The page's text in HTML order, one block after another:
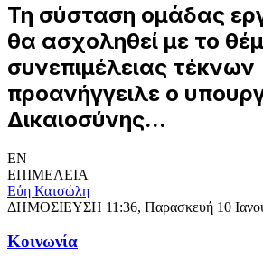
Τη σύσταση ομάδας
θα ασχοληθεί με το
συνεπιμέλειας τέκνων
προανήγγειλε ο
Δικαιοσύνης...
EN
ΕΠΙΜΕΛΕΙΑ
Εύη Κατσώλη
ΔΗΜΟΣΙΕΥΣΗ 11:36, Παρασκευή 10
Κοινωνία